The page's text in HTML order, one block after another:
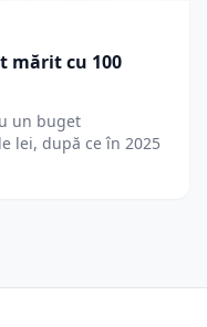
mărit cu 100
un buget
lei, după ce în 2025